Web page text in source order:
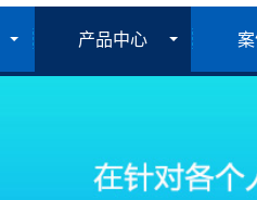
产品中心